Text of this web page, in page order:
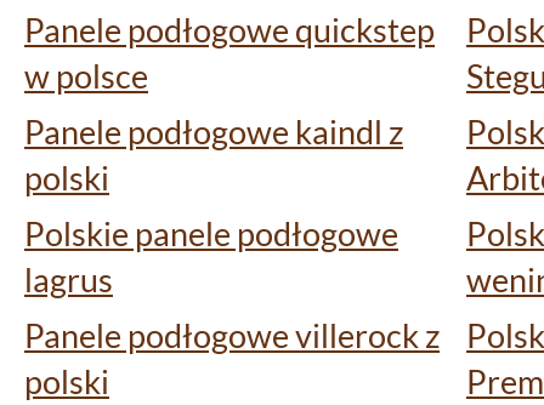
Panele podłogowe quickstep
w polsce
Panele podłogowe kaindl z
polski
Polskie panele podłogowe
lagrus
Panele podłogowe villerock z
polski